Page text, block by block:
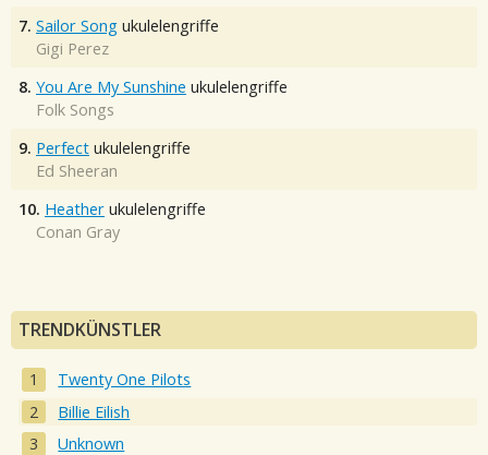
7. Sailor Song ukulelengriffe
Gigi Perez
8. You Are My Sunshine ukulelengriffe
Folk Songs
9. Perfect ukulelengriffe
Ed Sheeran
10. Heather ukulelengriffe
Conan Gray
TRENDKÜNSTLER
Twenty One Pilots
Billie Eilish
Unknown